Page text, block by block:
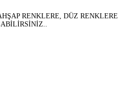
RENKLERE, DÜZ RENKLERE